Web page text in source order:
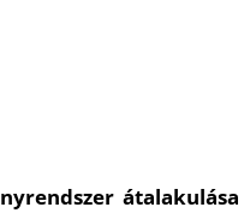
átalakulása